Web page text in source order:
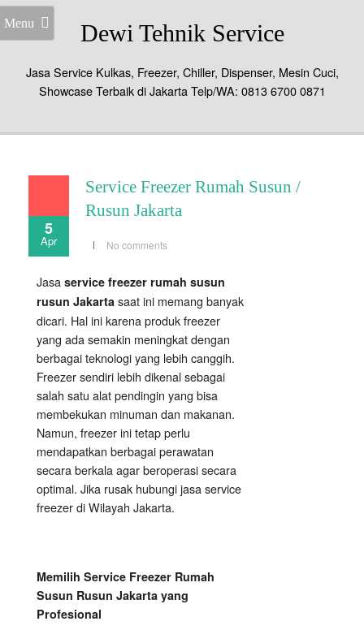
Menu Dewi Tehnik Service
Jasa Service Kulkas, Freezer, Chiller, Dispenser, Mesin Cuci,
Showcase Terbaik di Jakarta Telp/WA: 0813 6700 0871
5
Apr
Service Freezer Rumah Susun /
Rusun Jakarta
No comments
Jasa service freezer rumah susun
rusun Jakarta saat ini memang banyak
dicari. Hal ini karena produk freezer
yang ada semakin meningkat dengan
berbagai teknologi yang lebih canggih.
Freezer sendiri lebih dikenal sebagai
salah satu alat pendingin yang bisa
membekukan minuman dan makanan.
Namun, freezer ini tetap perlu
mendapatkan berbagai perawatan
secara berkala agar beroperasi secara
optimal. Jika rusak hubungi jasa service
freezer di Wilayah Jakarta.
Memilih Service Freezer Rumah
Susun Rusun Jakarta yang
Profesional